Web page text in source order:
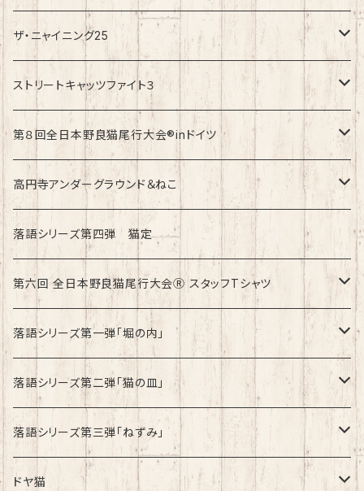
ザ・ニャイニング25
速乾ドライタイプ
綿100%ノーマルタイプ
ストリートキャッツファイト３
速乾ドライタイプ
綿100%ノーマルタイプ
第８回全日本野良猫尾行大会®︎inドイツ
第8回全日本野良猫尾行大会®︎inドイツ Light
第8回全日本野良猫尾行大会®︎inドイツ Dark
高円寺アンダーグラウンド＆ねこ
綿100%ノーマルタイプ
落語シリーズ第四弾 猫定
第六回 全日本野良猫尾行大会Ⓡ スタッフTシャツ
速乾ドライタイプ
綿100%ノーマルタイプ
落語シリーズ第一弾「堀の内」
速乾ドライタイプ
落語シリーズ第二弾「猫の皿」
速乾ドライタイプ
落語シリーズ第三弾「ねずみ」
速乾ドライタイプ
ドヤ猫